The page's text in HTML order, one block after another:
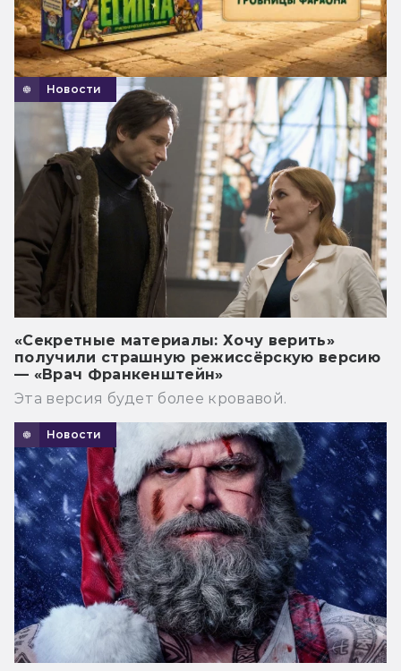
Новости
«Секретные материалы: Хочу верить»
получили страшную режиссёрскую версию
— «Врач Франкенштейн»
Эта версия будет более кровавой.
Новости